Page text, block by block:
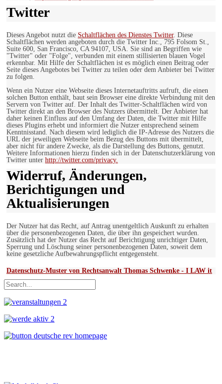
Twitter
Dieses Angebot nutzt die Schaltflächen des Dienstes Twitter. Diese
Schaltflächen werden angeboten durch die Twitter Inc., 795 Folsom St.,
Suite 600, San Francisco, CA 94107, USA. Sie sind an Begriffen wie
"Twitter" oder "Folge", verbunden mit einem stillisierten blauen Vogel
erkennbar. Mit Hilfe der Schaltflächen ist es möglich einen Beitrag oder
Seite dieses Angebotes bei Twitter zu teilen oder dem Anbieter bei Twitter
zu folgen.
Wenn ein Nutzer eine Webseite dieses Internetauftritts aufruft, die einen
solchen Button enthält, baut sein Browser eine direkte Verbindung mit den
Servern von Twitter auf. Der Inhalt des Twitter-Schaltflächen wird von
Twitter direkt an den Browser des Nutzers übermittelt. Der Anbieter hat
daher keinen Einfluss auf den Umfang der Daten, die Twitter mit Hilfe
dieses Plugins erhebt und informiert die Nutzer entsprechend seinem
Kenntnisstand. Nach diesem wird lediglich die IP-Adresse des Nutzers die
URL der jeweiligen Webseite beim Bezug des Buttons mit übermittelt,
aber nicht für andere Zwecke, als die Darstellung des Buttons, genutzt.
Weitere Informationen hierzu finden sich in der Datenschutzerklärung von
Twitter unter http://twitter.com/privacy.
Widerruf, Änderungen,
Berichtigungen und
Aktualisierungen
Der Nutzer hat das Recht, auf Antrag unentgeltlich Auskunft zu erhalten
über die personenbezogenen Daten, die über ihn gespeichert wurden.
Zusätzlich hat der Nutzer das Recht auf Berichtigung unrichtiger Daten,
Sperrung und Löschung seiner personenbezogenen Daten, soweit dem
keine gesetzliche Aufbewahrungspflicht entgegensteht.
Datenschutz-Muster von Rechtsanwalt Thomas Schwenke - I LAW it